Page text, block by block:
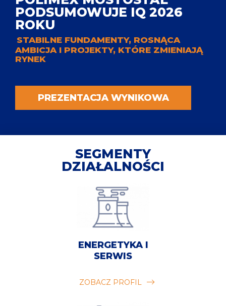
PODSUMOWUJE IQ 2026
ROKU
STABILNE FUNDAMENTY, ROSNĄCA
AMBICJA I PROJEKTY, KTÓRE ZMIENIAJĄ
RYNEK
PREZENTACJA WYNIKOWA
SEGMENTY
DZIAŁALNOŚCI
ENERGETYKA I
SERWIS
ZOBACZ PROFIL